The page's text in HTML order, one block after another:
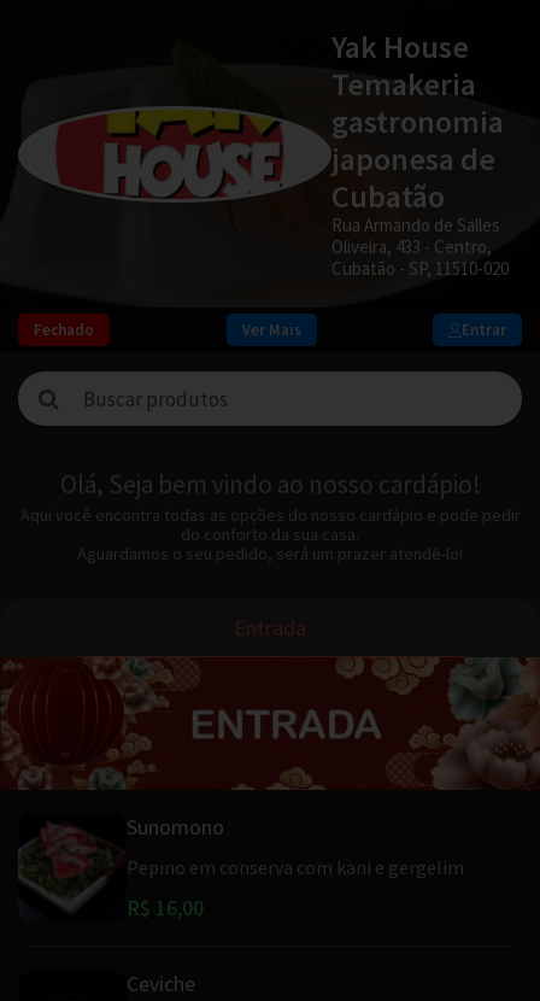
Yak House
Temakeria
gastronomia
japonesa de
Cubatão
Rua Armando de Salles
Oliveira, 433 - Centro,
Cubatão - SP, 11510-020
Entrar
Fechado Ver Mais
Olá, Seja bem vindo ao nosso cardápio!
Aqui você encontra todas as opções do nosso cardápio e pode pedir
do conforto da sua casa.
Aguardamos o seu pedido, será um prazer atendê-lo!
Entrada
Sunomono
Pepino em conserva com kani e gergelim
R$ 16,00
Ceviche